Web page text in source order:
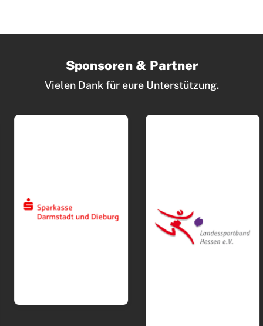
Sponsoren & Partner
Vielen Dank für eure Unterstützung.